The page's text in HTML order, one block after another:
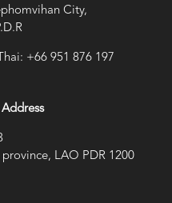
City,
+66 951 876 197
LAO PDR 1200